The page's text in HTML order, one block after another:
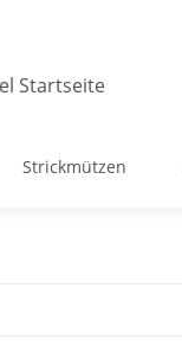
Strickmützen